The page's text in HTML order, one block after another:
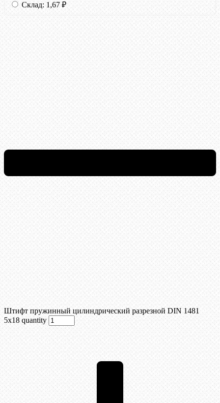
Склад: 1,67 ₽
Штифт пружинный цилиндрический разрезной DIN 1481
5х18 quantity